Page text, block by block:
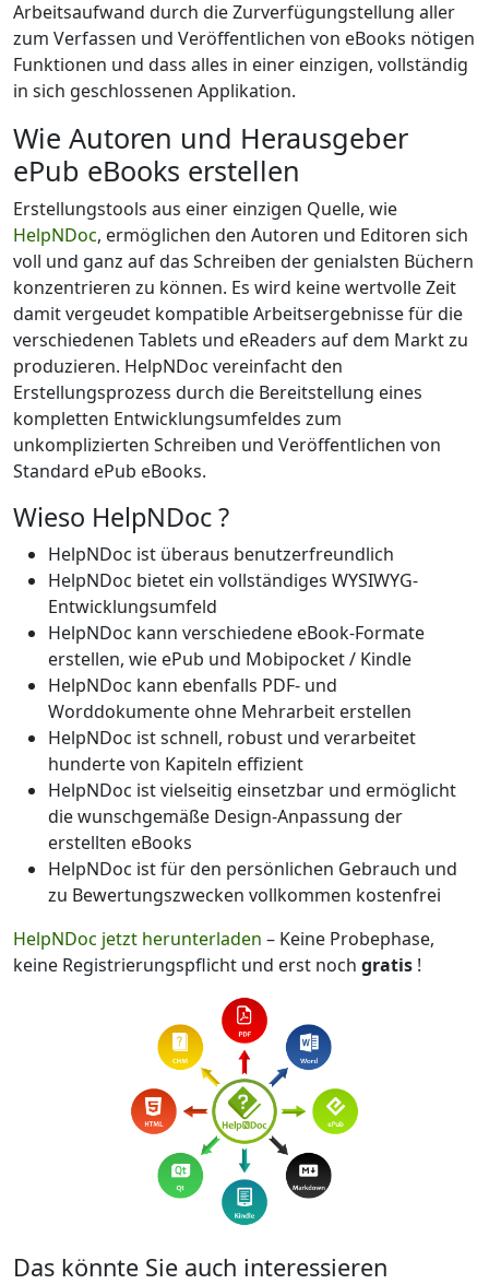
Arbeitsaufwand durch die Zurverfügungstellung aller
zum Verfassen und Veröffentlichen von eBooks nötigen
Funktionen und dass alles in einer einzigen, vollständig
in sich geschlossenen Applikation.
Wie Autoren und Herausgeber
ePub eBooks erstellen
Erstellungstools aus einer einzigen Quelle, wie
HelpNDoc, ermöglichen den Autoren und Editoren sich
voll und ganz auf das Schreiben der genialsten Büchern
konzentrieren zu können. Es wird keine wertvolle Zeit
damit vergeudet kompatible Arbeitsergebnisse für die
verschiedenen Tablets und eReaders auf dem Markt zu
produzieren. HelpNDoc vereinfacht den
Erstellungsprozess durch die Bereitstellung eines
kompletten Entwicklungsumfeldes zum
unkomplizierten Schreiben und Veröffentlichen von
Standard ePub eBooks.
Wieso HelpNDoc ?
HelpNDoc ist überaus benutzerfreundlich
HelpNDoc bietet ein vollständiges WYSIWYG-
Entwicklungsumfeld
HelpNDoc kann verschiedene eBook-Formate
erstellen, wie ePub und Mobipocket / Kindle
HelpNDoc kann ebenfalls PDF- und
Worddokumente ohne Mehrarbeit erstellen
HelpNDoc ist schnell, robust und verarbeitet
hunderte von Kapiteln effizient
HelpNDoc ist vielseitig einsetzbar und ermöglicht
die wunschgemäße Design-Anpassung der
erstellten eBooks
HelpNDoc ist für den persönlichen Gebrauch und
zu Bewertungszwecken vollkommen kostenfrei
HelpNDoc jetzt herunterladen – Keine Probephase,
keine Registrierungspflicht und erst noch gratis !
Das könnte Sie auch interessieren